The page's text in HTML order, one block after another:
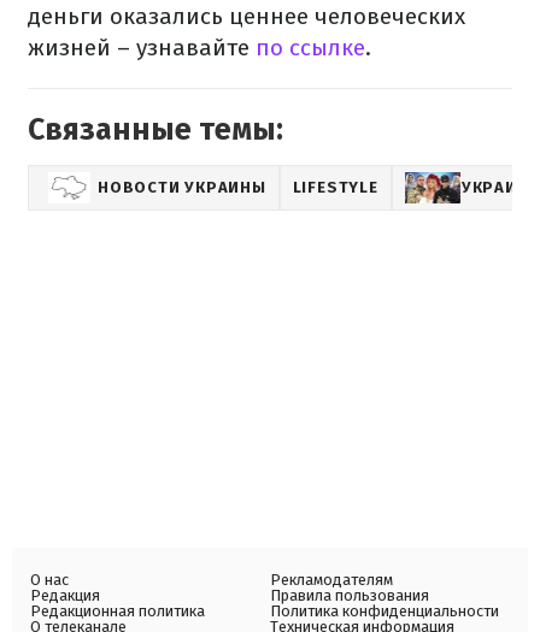
деньги оказались ценнее человеческих
жизней – узнавайте по ссылке.
Связанные темы:
НОВОСТИ УКРАИНЫ LIFESTYLE
О нас
Редакция
Редакционная политика
О телеканале
Рекламодателям
Правила пользования
Политика конфиденциальности
Техническая информация